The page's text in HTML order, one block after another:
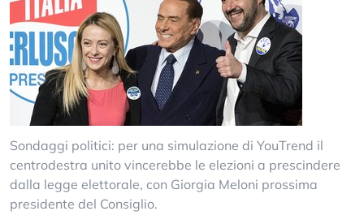
Sondaggi politici: per una simulazione di YouTrend il
centrodestra unito vincerebbe le elezioni a prescindere
dalla legge elettorale, con Giorgia Meloni prossima
presidente del Consiglio.